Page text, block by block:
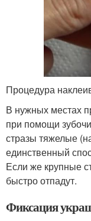
Процедура
В нужных местах
при помощи
стразы тяжелые
единственный
Если же крупные
быстро отпадут.
Фиксация